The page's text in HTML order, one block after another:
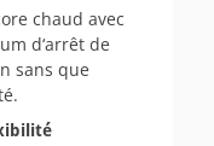
chaud avec
d‘arrêt de
sans que